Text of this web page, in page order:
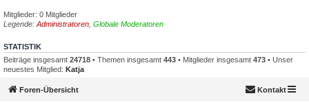
Mitglieder: 0 Mitglieder
Legende: Administratoren Globale Moderatoren
STATISTIK
Beiträge insgesamt 24718 • Themen insgesamt 443 • Mitglieder insgesamt 473 • Unser
neuestes Mitglied: Katja
Foren-Übersicht Kontakt